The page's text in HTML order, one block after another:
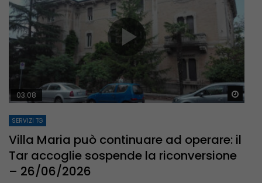
03:08
SERVIZI TG
Villa Maria può continuare ad operare: il
Tar accoglie sospende la riconversione
– 26/06/2026